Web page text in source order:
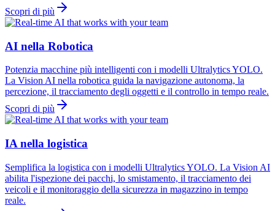
Scopri di più
AI nella Robotica
Potenzia macchine più intelligenti con i modelli Ultralytics YOLO.
La Vision AI nella robotica guida la navigazione autonoma, la
percezione, il tracciamento degli oggetti e il controllo in tempo reale.
Scopri di più
IA nella logistica
Semplifica la logistica con i modelli Ultralytics YOLO. La Vision AI
abilita l'ispezione dei pacchi, lo smistamento, il tracciamento dei
veicoli e il monitoraggio della sicurezza in magazzino in tempo
reale.